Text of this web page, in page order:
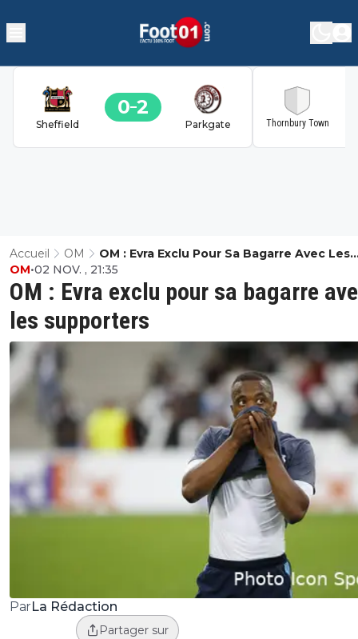
Sheffield
0 2
Parkgate Thornbury Town
Accueil OM
OM : Evra Exclu Pour Sa Bagarre Avec Les
Supporters
OM : Evra exclu pour sa bagarre
les supporters
OM•02 NOV. , 21:35
ParLa Rédaction
Partager sur